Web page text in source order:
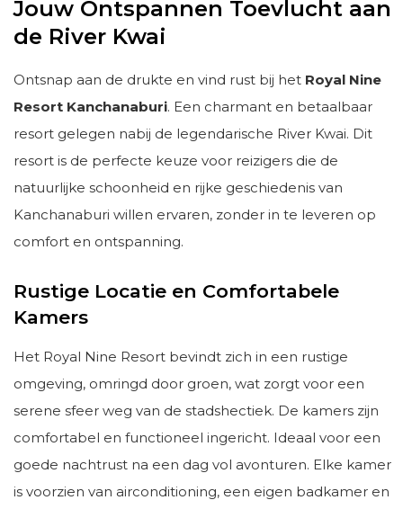
Jouw Ontspannen Toevlucht aan
de River Kwai
Ontsnap aan de drukte en vind rust bij het Royal Nine
Resort Kanchanaburi. Een charmant en betaalbaar
resort gelegen nabij de legendarische River Kwai. Dit
resort is de perfecte keuze voor reizigers die de
natuurlijke schoonheid en rijke geschiedenis van
Kanchanaburi willen ervaren, zonder in te leveren op
comfort en ontspanning.
Rustige Locatie en Comfortabele
Kamers
Het Royal Nine Resort bevindt zich in een rustige
omgeving, omringd door groen, wat zorgt voor een
serene sfeer weg van de stadshectiek. De kamers zijn
comfortabel en functioneel ingericht. Ideaal voor een
goede nachtrust na een dag vol avonturen. Elke kamer
is voorzien van airconditioning, een eigen badkamer en